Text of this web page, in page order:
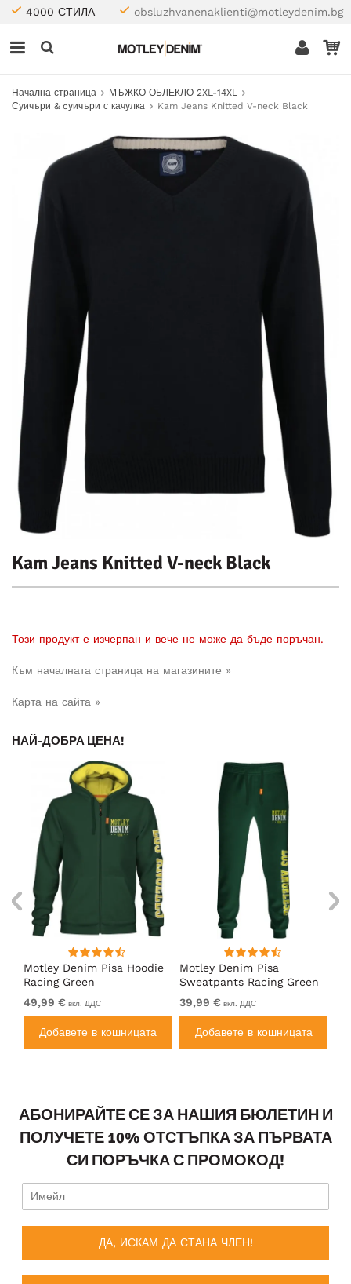
4000 СТИЛА obsluzhvanenaklienti@motleydenim.bg
Начална страница
МЪЖКО ОБЛЕКЛО 2XL-14XL
Суичъри & cуичъри с качулка
Kam Jeans Knitted V-neck Black
Kam Jeans Knitted V-neck Black
Този продукт е изчерпан и вече не може да бъде поръчан.
Към началната страница на магазините »
Карта на сайта »
НАЙ-ДОБРА ЦЕНА!
Motley Denim Pisa Hoodie
Racing Green
49,99 € вкл. ДДС
Добавете в кошницата
Motley Denim Pisa
Sweatpants Racing Green
39,99 € вкл. ДДС
Добавете в кошницата
АБОНИРАЙТЕ СЕ ЗА НАШИЯ БЮЛЕТИН И
ПОЛУЧЕТЕ 10% ОТСТЪПКА ЗА ПЪРВАТА
СИ ПОРЪЧКА С ПРОМОКОД!
ДА, ИСКАМ ДА СТАНА ЧЛЕН!